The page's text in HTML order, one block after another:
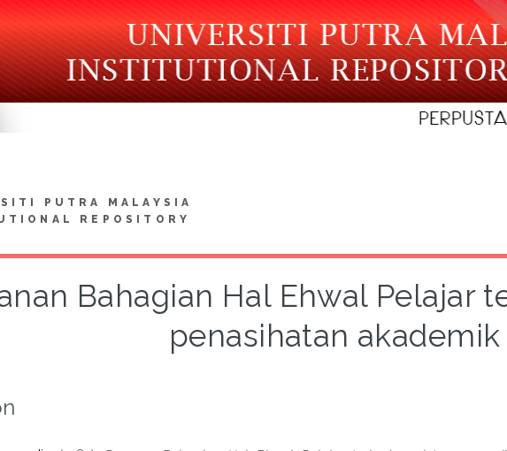
PUTRA MALAYSIA
REPOSITORY
Bahagian Hal Ehwal Pelajar
penasihatan akademik